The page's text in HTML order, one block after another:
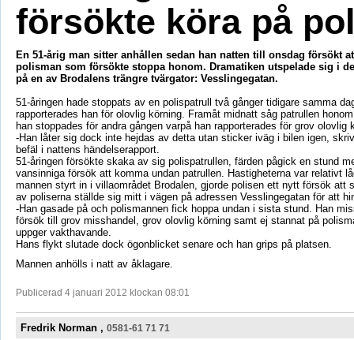
försökte köra på
En 51-årig man sitter anhållen sedan han natten till onsdag försökt
polisman som försökte stoppa honom. Dramatiken utspelade sig i
på en av Brodalens trängre tvärgator: Vesslingegatan.
51-åringen hade stoppats av en polispatrull två gånger tidigare samma
rapporterades han för olovlig körning. Framåt midnatt såg patrullen
han stoppades för andra gången varpå han rapporterades för grov olovlig
-Han låter sig dock inte hejdas av detta utan sticker iväg i bilen igen,
befäl i nattens händelserapport.
51-åringen försökte skaka av sig polispatrullen, färden pågick en stund
vansinniga försök att komma undan patrullen. Hastigheterna var relativt
mannen styrt in i villaområdet Brodalen, gjorde polisen ett nytt försök att
av poliserna ställde sig mitt i vägen på adressen Vesslingegatan för att
-Han gasade på och polismannen fick hoppa undan i sista stund. Han
försök till grov misshandel, grov olovlig körning samt ej stannat på
uppger vakthavande.
Hans flykt slutade dock ögonblicket senare och han grips på platsen.
Mannen anhölls i natt av åklagare.
Publicerad 4 januari 2012 klockan 08:01
Fredrik Norman , 0581-61 71 71